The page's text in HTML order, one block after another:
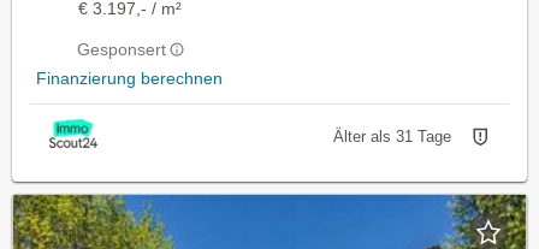
€ 3.197,- / m²
Gesponsert
Finanzierung berechnen
Älter als 31 Tage